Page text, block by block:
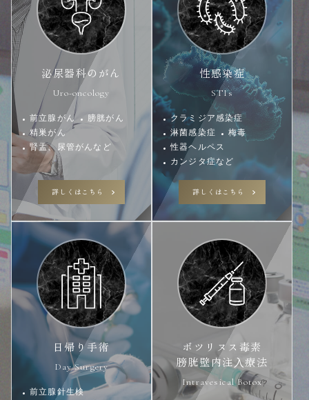
泌尿器科のがん
Uro-oncology
前立腺がん
膀胱がん
精巣がん
腎盂、尿管がんなど
詳しくはこちら
性感染症
STIs
クラミジア感染症
淋菌感染症
梅毒
性器ヘルペス
カンジタ症など
詳しくはこちら
日帰り手術
Day Surgery
前立腺針生検
ボツリヌス毒素
膀胱壁内注⼊療法
Intravesical Botox